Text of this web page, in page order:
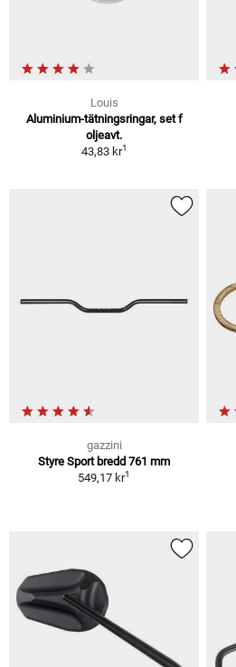
Louis
Aluminium-tätningsringar, set f
oljeavt.
43,83 kr1
gazzini
Styre Sport bredd 761 mm
549,17 kr1